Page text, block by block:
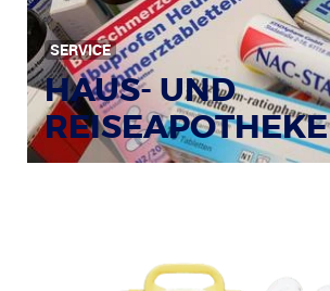
SERVICE
HAUS- UND
REISEAPOTHEKE
Bildquelle: © Tim Reckmann / pixelio.de